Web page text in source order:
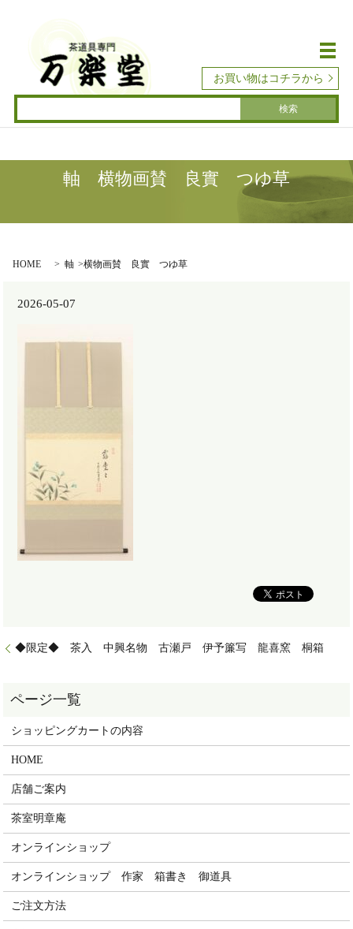
メ
お買い物はコチラから
軸 横物画賛 良實 つゆ草
HOME 軸 横物画賛 良實 つゆ草
2026-05-07
◆限定◆ 茶入 中興名物 古瀬戸 伊予簾写 龍喜窯 桐箱
ショッピングカートの内容
HOME
店舗ご案内
茶室明章庵
オンラインショップ
オンラインショップ 作家 箱書き 御道具
ご注文方法